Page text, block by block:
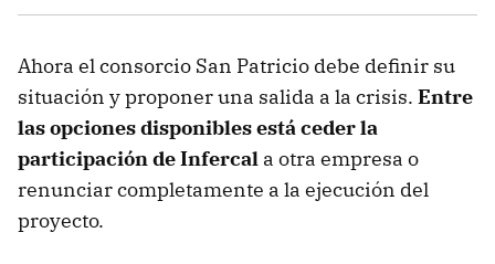
Ahora el consorcio San Patricio debe definir su
situación y proponer una salida a la crisis. Entre
las opciones disponibles está ceder la
participación de Infercal a otra empresa o
renunciar completamente a la ejecución del
proyecto.